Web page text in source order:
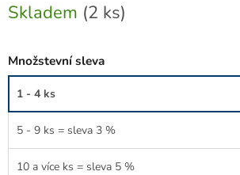
cena:
Skladem (2 ks)
Množstevní sleva
1 - 4 ks
5 - 9 ks = sleva 3 %
10 a více ks = sleva 5 %